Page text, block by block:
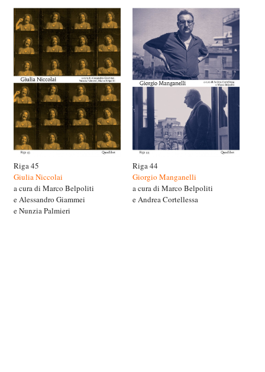
Riga 45
Giulia Niccolai
a cura di Marco Belpoliti
e Alessandro Giammei
e Nunzia Palmieri
Riga 44
Giorgio Manganelli
a cura di Marco Belpoliti
e Andrea Cortellessa